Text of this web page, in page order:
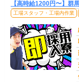
【高時給1200円〜】群
工場スタッフ・工場内作業